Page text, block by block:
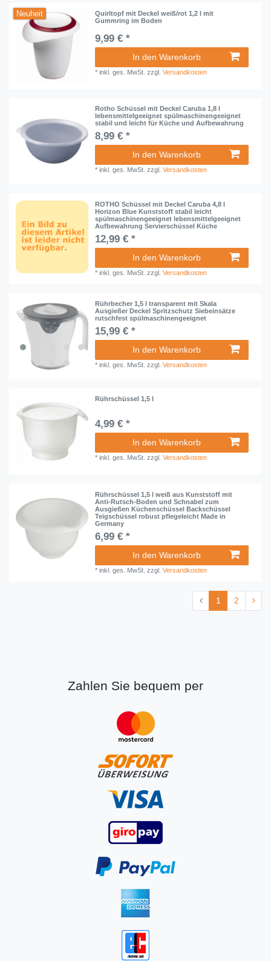
Neuheit
Quirltopf mit Deckel weiß/rot 1,2 l mit
Gummring im Boden
9,99 € *
In den Warenkorb
*inkl. ges. MwSt. zzgl.Versandkosten
Rotho Schüssel mit Deckel Caruba 1,8 l
lebensmittelgeeignet spülmaschinengeeignet
stabil und leicht für Küche und Aufbewahrung
8,99 € *
In den Warenkorb
*inkl. ges. MwSt. zzgl.Versandkosten
ROTHO Schüssel mit Deckel Caruba 4,8 l
Horizon Blue Kunststoff stabil leicht
spülmaschinengeeignet lebensmittelgeeignet
Aufbewahrung Servierschüssel Küche
12,99 € *
In den Warenkorb
*inkl. ges. MwSt. zzgl.Versandkosten
Rührbecher 1,5 l transparent mit Skala
Ausgießer Deckel Spritzschutz Siebeinsätze
rutschfest spülmaschinengeeignet
15,99 € *
In den Warenkorb
*inkl. ges. MwSt. zzgl.Versandkosten
Rührschüssel 1,5 l
4,99 € *
In den Warenkorb
*inkl. ges. MwSt. zzgl.Versandkosten
Rührschüssel 1,5 l weiß aus Kunststoff mit
Anti-Rutsch-Boden und Schnabel zum
Ausgießen Küchenschüssel Backschüssel
Teigschüssel robust pflegeleicht Made in
Germany
6,99 € *
In den Warenkorb
*inkl. ges. MwSt. zzgl.Versandkosten
1 2
Zahlen Sie bequem per